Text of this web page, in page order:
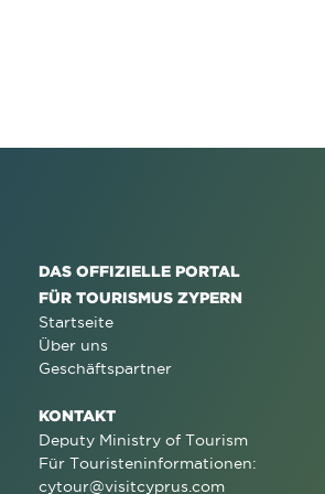
DAS OFFIZIELLE PORTAL
FÜR TOURISMUS ZYPERN
Startseite
Über uns
Geschäftspartner
KONTAKT
Deputy Ministry of Tourism
Für Touristeninformationen:
cytour@visitcyprus.com